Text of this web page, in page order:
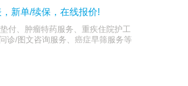
新单/续保，在线报价!
付、肿瘤特药服务、重疾住院护工
诊/图文咨询服务、癌症早筛服务等